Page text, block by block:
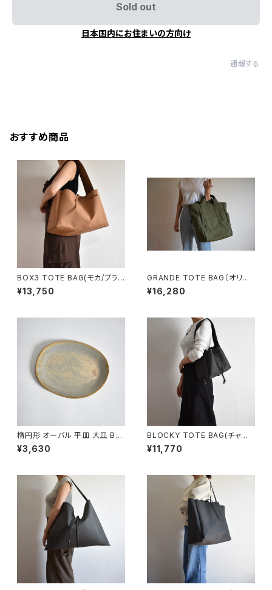
Sold out
日本国内にお住まいの方向け
通報する
おすすめ商品
BOX3 TOTE BAG(モカ/ブラウ
ン）
¥13,750
GRANDE TOTE BAG（オリー
ブ/カーキ）
¥16,280
楕円形 オーバル 平皿 大皿 BS
P089
¥3,630
BLOCKY TOTE BAG(チャコ
ール/グレー)
¥11,770